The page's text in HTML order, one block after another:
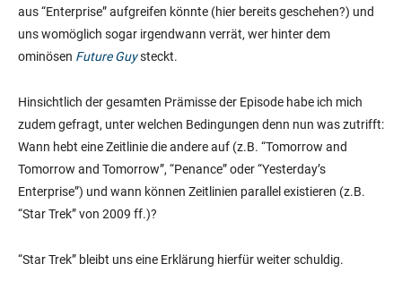
aus “Enterprise” aufgreifen könnte (hier bereits geschehen?) und
uns womöglich sogar irgendwann verrät, wer hinter dem
ominösen Future Guysteckt.
Hinsichtlich der gesamten Prämisse der Episode habe ich mich
zudem gefragt, unter welchen Bedingungen denn nun was zutrifft:
Wann hebt eine Zeitlinie die andere auf (z.B. “Tomorrow and
Tomorrow and Tomorrow”, “Penance” oder “Yesterday’s
Enterprise”) und wann können Zeitlinien parallel existieren (z.B.
“Star Trek” von 2009 ff.)?
“Star Trek” bleibt uns eine Erklärung hierfür weiter schuldig.